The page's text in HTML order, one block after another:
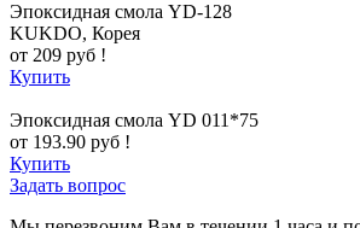
Эпоксидная смола YD-128
KUKDO, Корея
от 209 руб !
Купить
Эпоксидная смола YD 011*75
от 193.90 руб !
Купить
Задать вопрос